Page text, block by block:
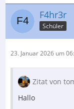
F4hr3r
Schüler
23. Januar 2026 um
Zitat von
Hallo